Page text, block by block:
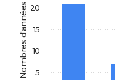
Nombres d'années 5
10
15
20